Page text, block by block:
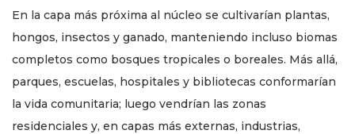
En la capa más próxima al núcleo se cultivarían plantas,
hongos, insectos y ganado, manteniendo incluso biomas
completos como bosques tropicales o boreales. Más allá,
parques, escuelas, hospitales y bibliotecas conformarían
la vida comunitaria; luego vendrían las zonas
residenciales y, en capas más externas, industrias,